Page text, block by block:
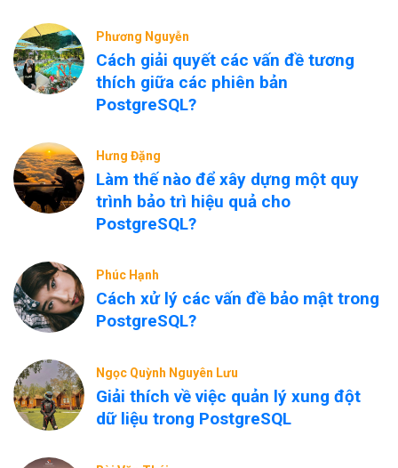
Phương Nguyễn
Cách giải quyết các vấn đề tương
thích giữa các phiên bản
PostgreSQL?
Hưng Đặng
Làm thế nào để xây dựng một quy
trình bảo trì hiệu quả cho
PostgreSQL?
Phúc Hạnh
Cách xử lý các vấn đề bảo mật trong
PostgreSQL?
Ngọc Quỳnh Nguyên Lưu
Giải thích về việc quản lý xung đột
dữ liệu trong PostgreSQL